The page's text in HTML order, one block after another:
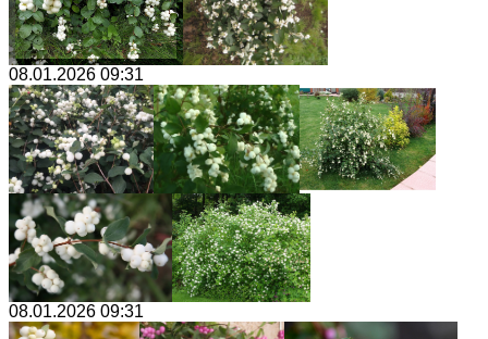
08.01.2026 09:31
08.01.2026 09:31